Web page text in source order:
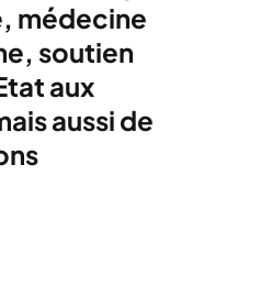
médecine
soutien
aux
aussi de